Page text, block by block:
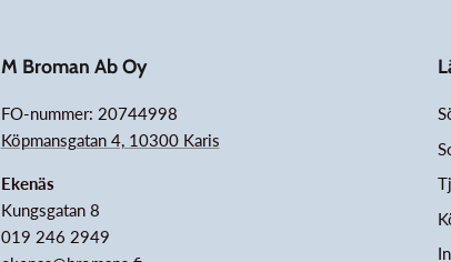
M Broman Ab Oy
FO-nummer: 20744998
Köpmansgatan 4, 10300 Karis
Ekenäs
Kungsgatan 8
019 246 2949